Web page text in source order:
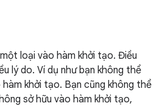
loại vào hàm khởi tạo. Điều
lý do. Ví dụ như bạn không thể
khởi tạo. Bạn cũng không thể
sở hữu vào hàm khởi tạo,